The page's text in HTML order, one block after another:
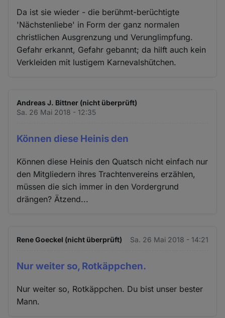
Da ist sie wieder - die berühmt-berüchtigte
'Nächstenliebe' in Form der ganz normalen
christlichen Ausgrenzung und Verunglimpfung.
Gefahr erkannt, Gefahr gebannt; da hilft auch kein
Verkleiden mit lustigem Karnevalshütchen.
Andreas J. Bittner (nicht überprüft)
Sa. 26 Mai 2018 - 12:35
Können diese Heinis den
Können diese Heinis den Quatsch nicht einfach nur
den Mitgliedern ihres Trachtenvereins erzählen,
müssen die sich immer in den Vordergrund
drängen? Ätzend...
Rene Goeckel (nicht überprüft) Sa. 26 Mai 2018 - 14:21
Nur weiter so, Rotkäppchen.
Nur weiter so, Rotkäppchen. Du bist unser bester
Mann.